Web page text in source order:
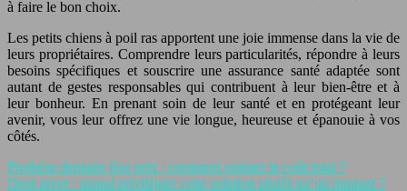
à faire le bon choix.
Les petits chiens à poil ras apportent une joie immense dans la vie de
leurs propriétaires. Comprendre leurs particularités, répondre à leurs
besoins spécifiques et souscrire une assurance santé adaptée sont
autant de gestes responsables qui contribuent à leur bien-être et à
leur bonheur. En prenant soin de leur santé et en protégeant leur
avenir, vous leur offrez une vie longue, heureuse et épanouie à vos
côtés.
Prothèse dentaire fixe prix : comment estimer le coût total ?
Dent pivot : quand privilégier cette solution plutôt qu’un implant ?